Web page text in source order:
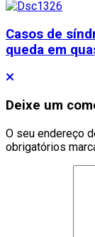
Casos de
queda em
Deixe um
O seu endereço
obrigatórios